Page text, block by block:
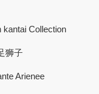
kantai Collection
狮子
Arienee